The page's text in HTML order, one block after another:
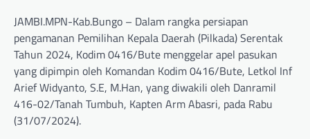
JAMBI.MPN-Kab.Bungo – Dalam rangka persiapan
pengamanan Pemilihan Kepala Daerah (Pilkada) Serentak
Tahun 2024, Kodim 0416/Bute menggelar apel pasukan
yang dipimpin oleh Komandan Kodim 0416/Bute, Letkol Inf
Arief Widyanto, S.E, M.Han, yang diwakili oleh Danramil
416-02/Tanah Tumbuh, Kapten Arm Abasri, pada Rabu
(31/07/2024).